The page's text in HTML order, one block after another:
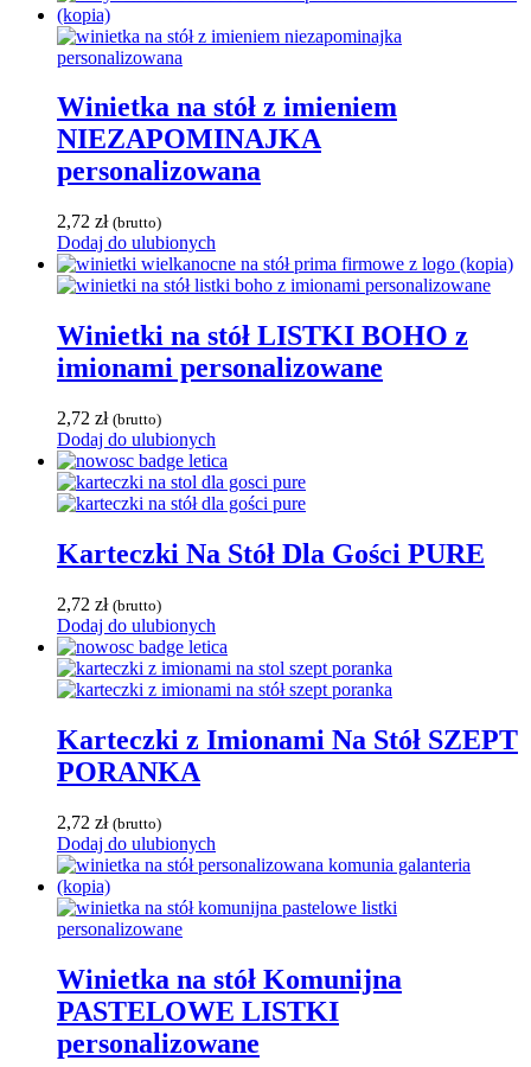
Winietka na stół z imieniem
NIEZAPOMINAJKA
personalizowana
2,72 zł (brutto)
Dodaj do ulubionych
Winietki na stół LISTKI BOHO z
imionami personalizowane
2,72 zł (brutto)
Dodaj do ulubionych
Karteczki Na Stół Dla Gości PURE
2,72 zł (brutto)
Dodaj do ulubionych
Karteczki z Imionami Na Stół SZEPT
PORANKA
2,72 zł (brutto)
Dodaj do ulubionych
Winietka na stół Komunijna
PASTELOWE LISTKI
personalizowane